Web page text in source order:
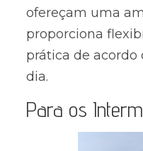
ofereçam uma
proporciona
prática de acordo
dia.
Para os